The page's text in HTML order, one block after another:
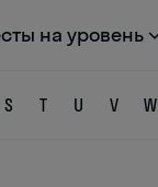
на уровень
S T U V W